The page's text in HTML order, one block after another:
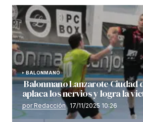
BALONMANO
Balonmano Lanzarote Ciudad
aplaca los nervios y logra la
por Redacción 17/11/2025 10:26